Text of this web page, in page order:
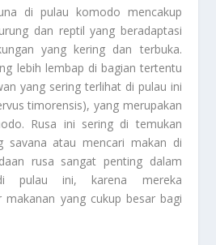
di pulau komodo mencakup
dan reptil yang beradaptasi
yang kering dan terbuka.
lebih lembap di bagian tertentu
yang sering terlihat di pulau ini
timorensis), yang merupakan
Rusa ini sering di temukan
savana atau mencari makan di
rusa sangat penting dalam
pulau ini, karena mereka
makanan yang cukup besar bagi